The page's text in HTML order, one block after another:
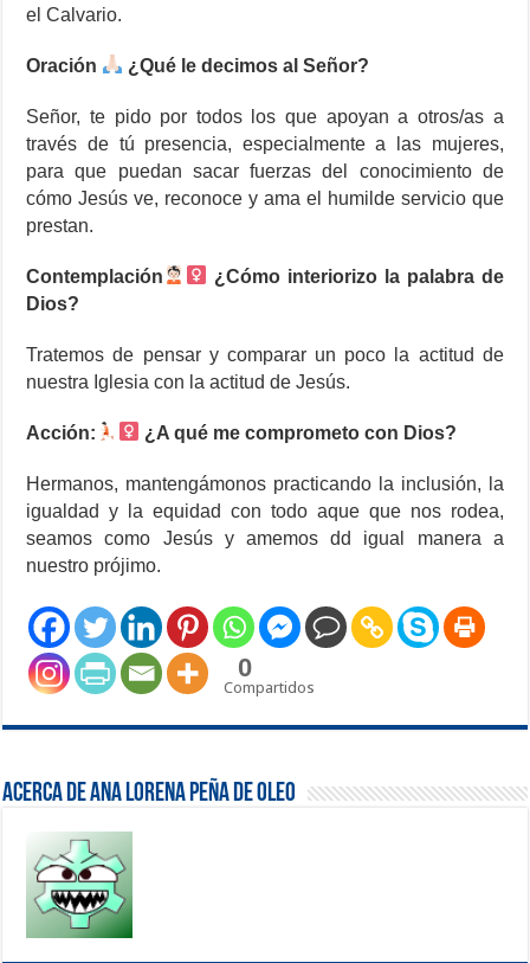
el Calvario.
Oración ¿Qué le decimos al Señor?
Señor, te pido por todos los que apoyan a otros/as a
través de tú presencia, especialmente a las mujeres,
para que puedan sacar fuerzas del conocimiento de
cómo Jesús ve, reconoce y ama el humilde servicio que
prestan.
Contemplación ¿Cómointeriorizo la palabra de
Dios?
Tratemos de pensar y comparar un poco la actitud de
nuestra Iglesia con la actitud de Jesús.
Acción: ¿A qué me comprometo con Dios?
Hermanos, mantengámonos practicando la inclusión, la
igualdad y la equidad con todo aque que nos rodea,
seamos como Jesús y amemos dd igual manera a
nuestro prójimo.
0
Compartidos
Acerca de Ana Lorena Peña de Oleo